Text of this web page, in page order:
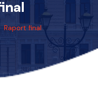
Raport final